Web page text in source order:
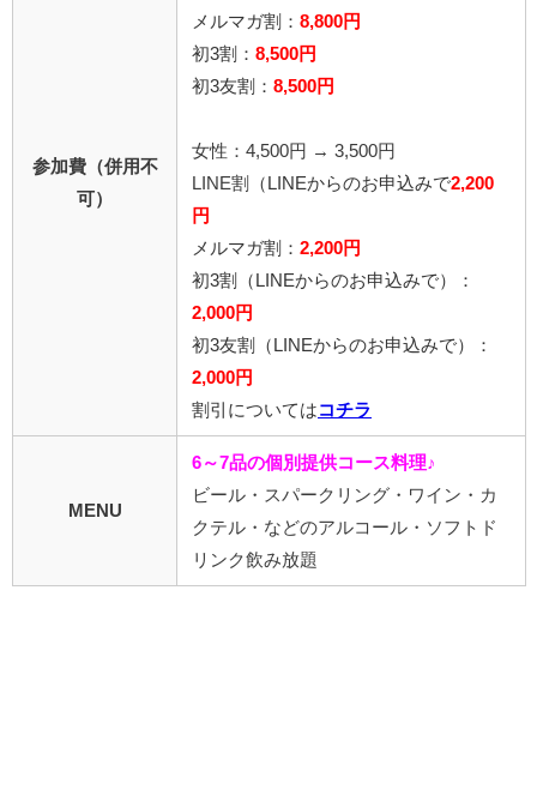
参加費（併用不
可）
メルマガ割： 8,800円
初3割： 8,500円
初3友割： 8,500円
女性：4,500円 → 3,500円
LINE割
（LINEからのお申込みで2,200
円
メルマガ割： 2,200円
初3割
（LINEからのお申込みで）
：
2,000円
初3友割
（LINEからのお申込みで）
：
2,000円
割引については コチラ
MENU
6～7品の個別提供コース料理♪
ビール・スパークリング・ワイン・カ
クテル・などのアルコール・ソフトド
リンク飲み放題